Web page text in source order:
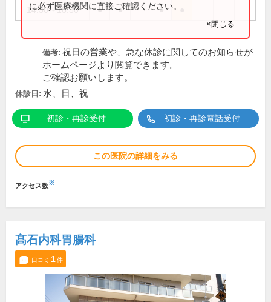
14:30～18:30 ● ● ●
に必ず医療機関に直接ご確認ください。
×閉じる
備考: 祝日の営業や、急な休診に関してのお知らせが
ホームページより閲覧できます。
ご確認お願いします。
休診日: 水、日、祝
初診・再診受付 初診・再診電話受付
この医院の詳細をみる
アクセス数※
髙石内科胃腸科
口コミ 1件